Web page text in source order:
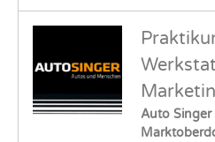
Auto Singer